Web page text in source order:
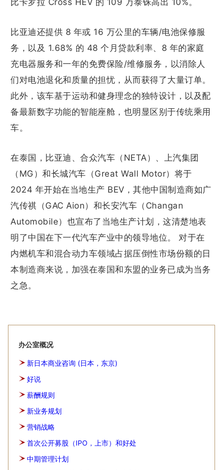
比卡罗拉 Cross HEV 的 109 万泰铢高出 10%。
比亚迪还提供 8 年或 16 万公里的车辆/电池保修服
务，以及 1.68% 的 48 个月贷款利率、8 年的家庭
充电器服务和一年的免费保险/维修服务，以消除人
们对电池退化和质量的担忧，从而获得了大量订单。
此外，该车基于运动和健身理念的独特设计，以及配
备最新数字功能的智能座舱，也明显区别于传统乘用
车。
在泰国，比亚迪、合众汽车（NETA）、上汽集团
（MG）和长城汽车（Great Wall Motor）将于
2024 年开始在当地生产 BEV，其他中国制造商如广
汽传祺（GAC Aion）和长安汽车（Changan
Automobile）也宣布了当地生产计划，这清楚地表
明了中国在下一代汽车产业中的领导地位。 对于在
内燃机车和混合动力车领域占据压倒性市场份额的日
本制造商来说，加强在泰国和东盟的业务已成为当务
之急。
办公室概况
新日本商业咨询 (日本，东京)
好说
薪酬规则
新业务规划
营销战略
首次公开募股（IPO，上市）和好处
中期管理计划